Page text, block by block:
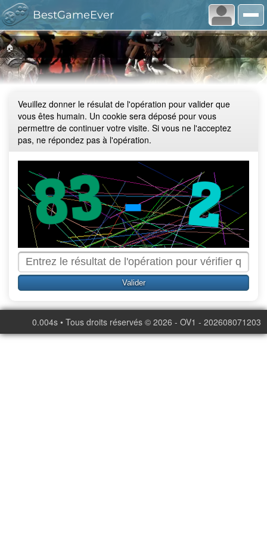
BestGameEver
🏠
Veuillez donner le résulat de l'opération pour valider que
vous êtes humain. Un cookie sera déposé pour vous
permettre de continuer votre visite. Si vous ne l'acceptez
pas, ne répondez pas à l'opération.
0.004s • Tous droits réservés © 2026 - OV1 - 202608071203